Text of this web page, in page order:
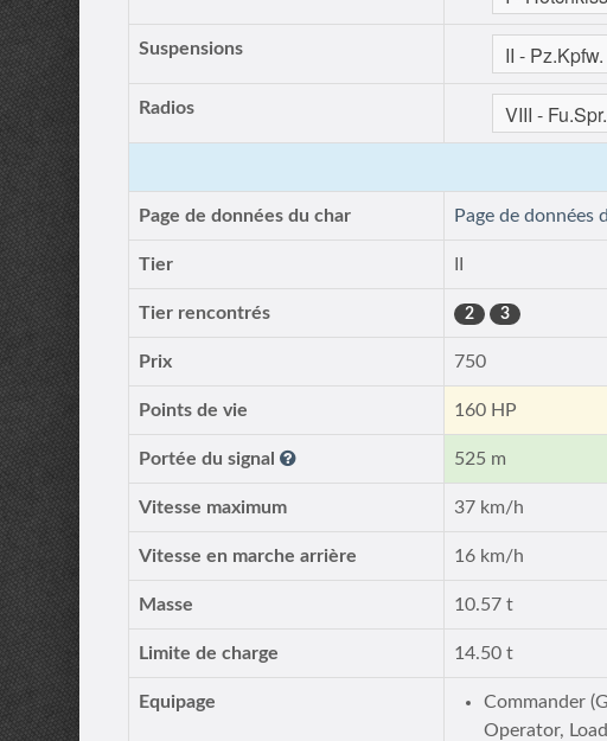
Suspensions
Radios
Page de données du char Page de données
Tier
Tier rencontrés 2 3
Prix 750
Points de vie 160 HP
Portée du signal 525 m
Vitesse maximum 37 km/h
Vitesse en marche arrière 16 km/h
Masse 10.57 t
Limite de charge 14.50 t
Equipage
Commander
Operator,